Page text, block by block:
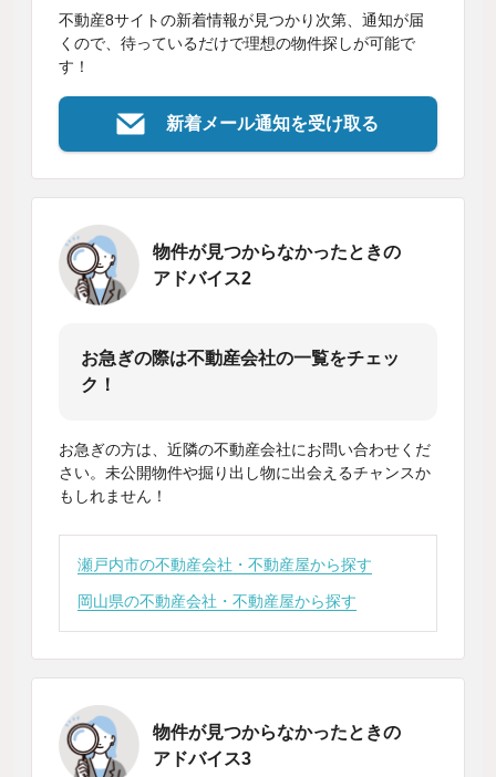
不動産8サイトの新着情報が見つかり次第、通知が届
くので、待っているだけで理想の物件探しが可能で
す！
新着メール通知を受け取る
物件が見つからなかったときの
アドバイス2
お急ぎの際は不動産会社の一覧をチェッ
ク！
お急ぎの方は、近隣の不動産会社にお問い合わせくだ
さい。未公開物件や掘り出し物に出会えるチャンスか
もしれません！
瀬戸内市の不動産会社・不動産屋から探す
岡山県の不動産会社・不動産屋から探す
物件が見つからなかったときの
アドバイス3